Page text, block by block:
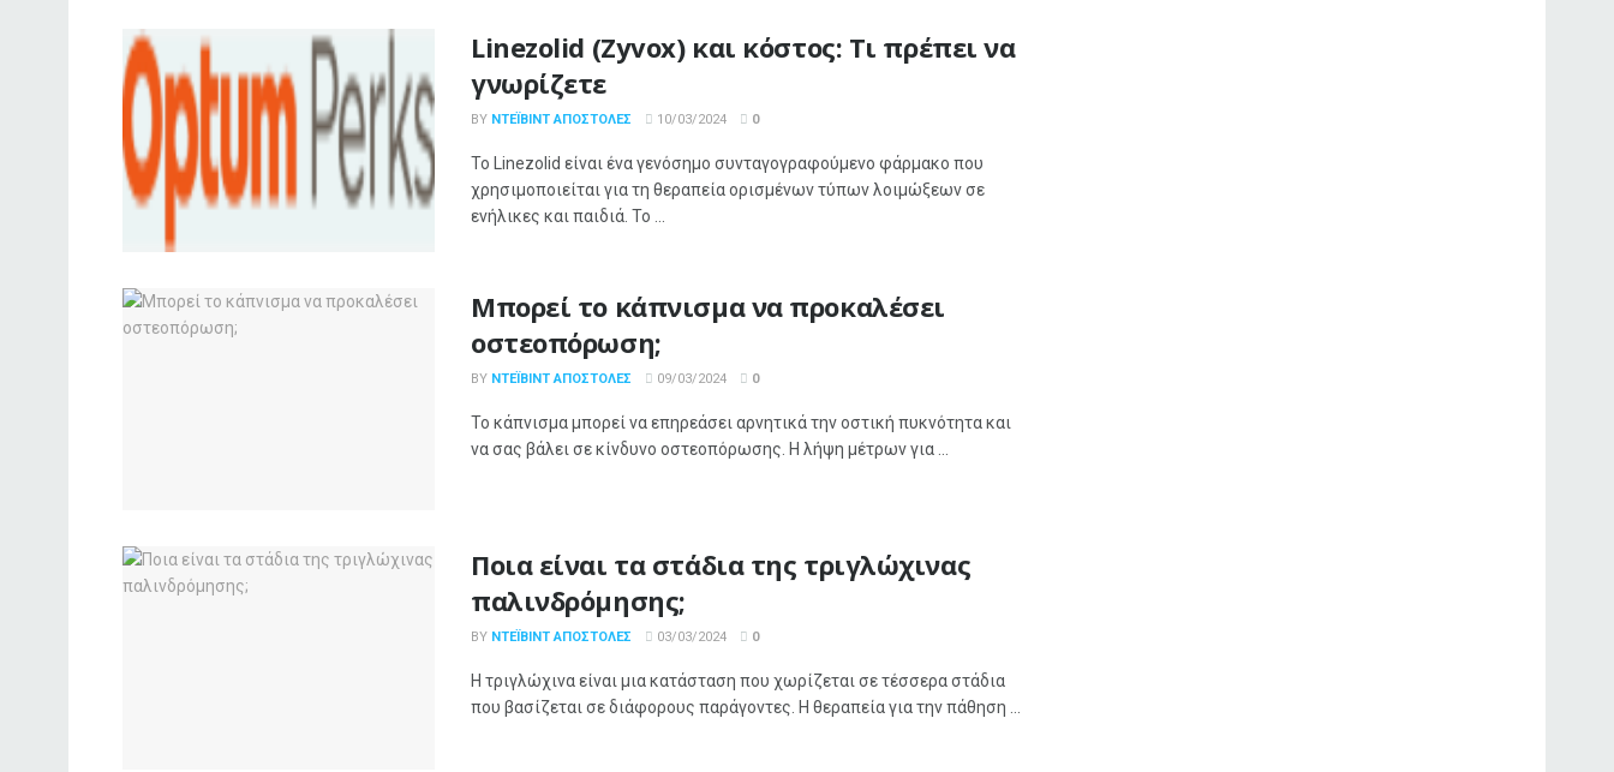
Linezolid (Zyvox) και κόστος: Τι πρέπει να
γνωρίζετε
BY ΝΤΈΙΒΙΝΤ ΑΠΟΣΤΌΛΕΣ 10/03/2024 0
Το Linezolid είναι ένα γενόσημο συνταγογραφούμενο φάρμακο που
χρησιμοποιείται για τη θεραπεία ορισμένων τύπων λοιμώξεων σε
ενήλικες και παιδιά. Το ...
Μπορεί το κάπνισμα να προκαλέσει
οστεοπόρωση;
BY ΝΤΈΙΒΙΝΤ ΑΠΟΣΤΌΛΕΣ 09/03/2024 0
Το κάπνισμα μπορεί να επηρεάσει αρνητικά την οστική πυκνότητα και
να σας βάλει σε κίνδυνο οστεοπόρωσης. Η λήψη μέτρων για ...
Ποια είναι τα στάδια της τριγλώχινας
παλινδρόμησης;
BY ΝΤΈΙΒΙΝΤ ΑΠΟΣΤΌΛΕΣ 03/03/2024 0
Η τριγλώχινα είναι μια κατάσταση που χωρίζεται σε τέσσερα στάδια
που βασίζεται σε διάφορους παράγοντες. Η θεραπεία για την πάθηση ...